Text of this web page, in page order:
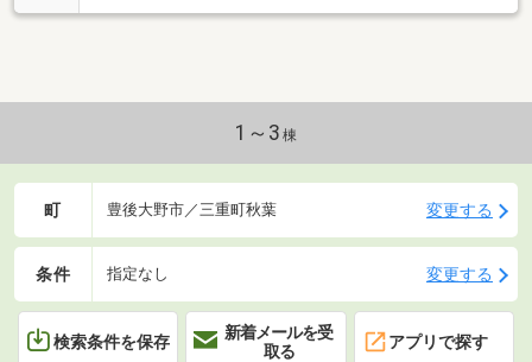
1～3 棟
町 豊後大野市／三重町秋葉 変更する
条件 指定なし 変更する
検索条件を保存
新着メールを受
取る
アプリで探す